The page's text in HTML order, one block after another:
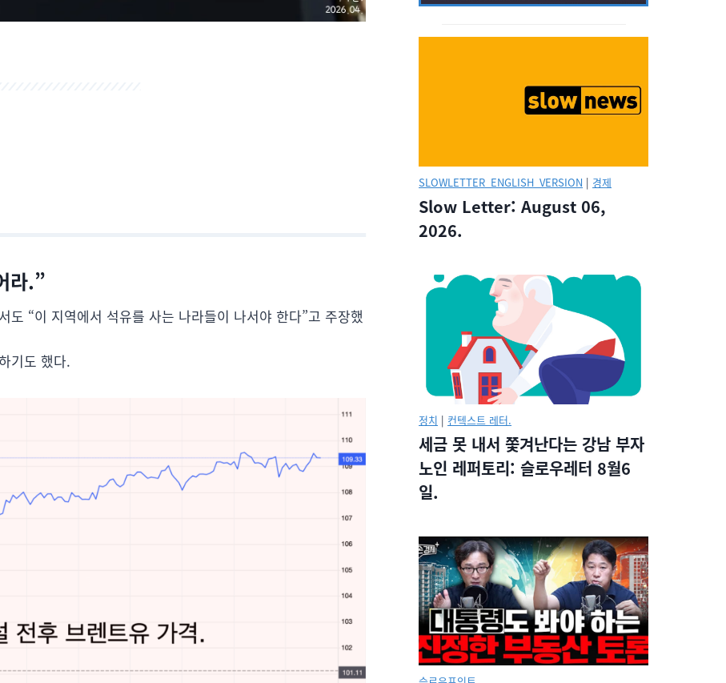
라.”
도 “이 지역에서 석유를 사는 나라들이 나서야 한다”고 주장했
기도 했다.
SLOWLETTER_ENGLISH_VERSION | 경제
Slow Letter: August 06,
2026.
정치 | 컨텍스트 레터.
세금 못 내서 쫓겨난다는 강남 부자
노인 레퍼토리: 슬로우레터 8월6
일.